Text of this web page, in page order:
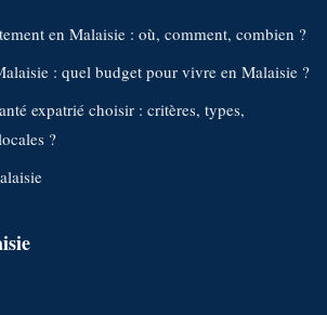
en Malaisie : où, comment, combien ?
: quel budget pour vivre en Malaisie ?
expatrié choisir : critères, types,
?